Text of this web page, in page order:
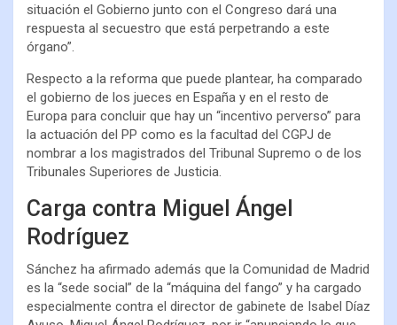
situación el Gobierno junto con el Congreso dará una
respuesta al secuestro que está perpetrando a este
órgano”.
Respecto a la reforma que puede plantear, ha comparado
el gobierno de los jueces en España y en el resto de
Europa para concluir que hay un “incentivo perverso” para
la actuación del PP como es la facultad del CGPJ de
nombrar a los magistrados del Tribunal Supremo o de los
Tribunales Superiores de Justicia.
Carga contra Miguel Ángel
Rodríguez
Sánchez ha afirmado además que la Comunidad de Madrid
es la “sede social” de la “máquina del fango” y ha cargado
especialmente contra el director de gabinete de Isabel Díaz